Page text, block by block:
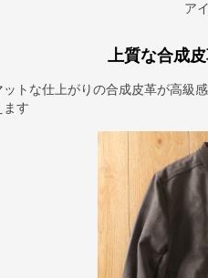
ア
上質な合成
ットな仕上がりの合成皮革が高級
ます